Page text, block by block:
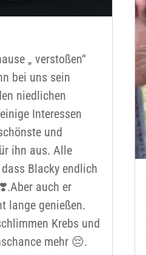
„ verstoßen“
bei uns sein
niedlichen
Interessen
und
ihn aus. Alle
Blacky endlich
auch er
lange genießen.
Krebs und
mehr 😔.